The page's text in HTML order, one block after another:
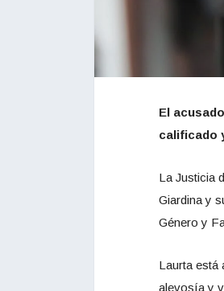
El
calificado
La Justicia
Giardina y
Género y
Laurta está
alevosía y